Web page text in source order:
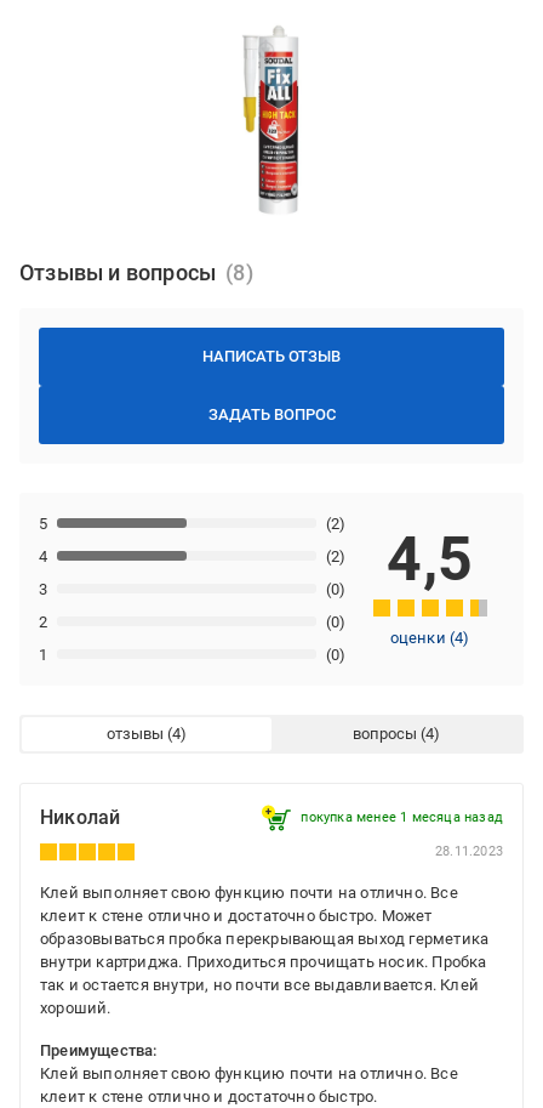
Отзывы и вопросы
НАПИСАТЬ ОТЗЫВ
ЗАДАТЬ ВОПРОС
1 (0)
2 (0)
3 (0)
4 (2)
5 (2)
4,5
оценки(4)
отзывы вопросы
Николай покупка менее 1 месяца назад
28.11.2023
Клей выполняет свою функцию почти на отлично. Все
клеит к стене отлично и достаточно быстро. Может
образовываться пробка перекрывающая выход герметика
внутри картриджа. Приходиться прочищать носик. Пробка
так и остается внутри, но почти все выдавливается. Клей
хороший.
Преимущества:
Клей выполняет свою функцию почти на отлично. Все
клеит к стене отлично и достаточно быстро.